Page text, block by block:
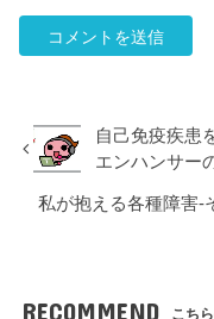
自己免疫疾患
エンハンサー
私が抱える各種障害-
RECOMMEND こち